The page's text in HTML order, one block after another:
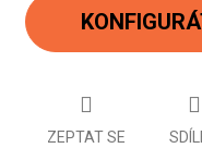
cena:
ZEPTAT SE